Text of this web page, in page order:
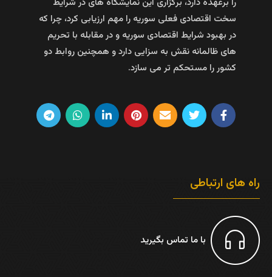
را برعهده دارد، برگزاری این نمایشگاه‌ های در شرایط
سخت اقتصادی فعلی سوریه را مهم ارزیابی کرد، چرا که
در بهبود شرایط اقتصادی سوریه و در مقابله با تحریم‌
های ظالمانه نقش به سزایی دارد و همچنین روابط دو
کشور را مستحکم‌ تر می‌ سازد.
راه های ارتباطی
با ما تماس بگیرید